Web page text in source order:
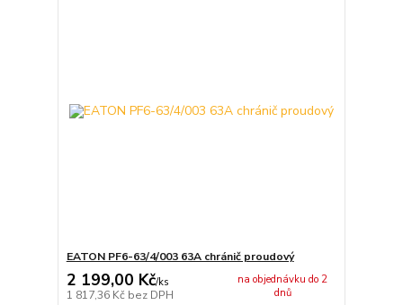
EATON PF6-63/4/003 63A chránič proudový
2 199,00 Kč/ks
1 817,36 Kč bez DPH
na objednávku do 2
dnů